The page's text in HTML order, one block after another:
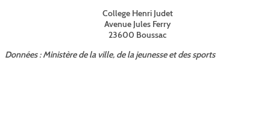
College Henri Judet
Avenue Jules Ferry
23600 Boussac
Données : Ministère de la ville, de la jeunesse et des sports